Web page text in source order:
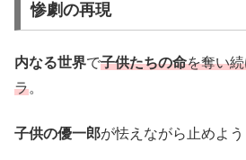
惨劇の再現
内なる世界で子供たちの命を奪い
ラ。
子供の優一郎が怯えながら止めよう